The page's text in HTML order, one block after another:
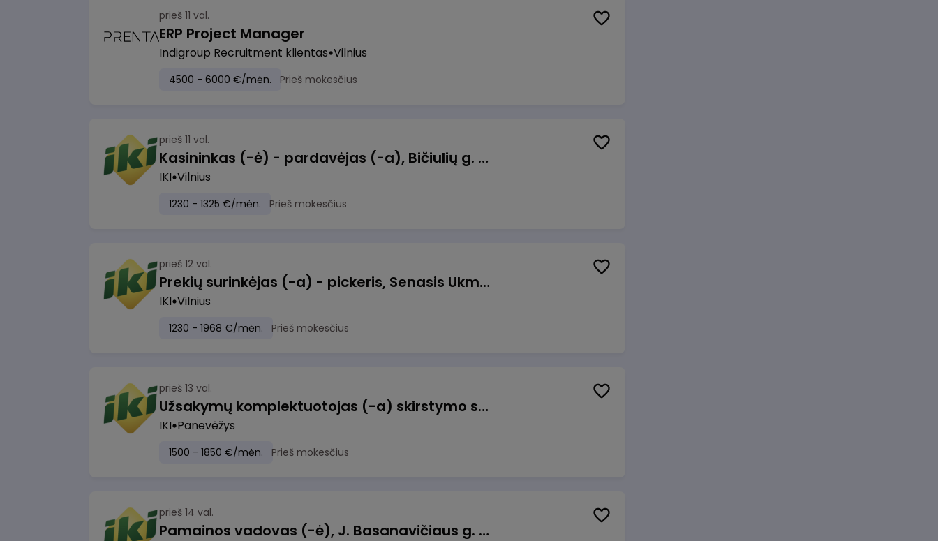
prieš 11 val.
ERP Project Manager
Indigroup Recruitment klientas Vilnius
4500 - 6000 €/mėn. Prieš mokesčius
prieš 11 val.
Kasininkas (-ė) - pardavėjas (-a), Bičiulių g. 36, Bukiškis, Vilnius
IKI Vilnius
1230 - 1325 €/mėn. Prieš mokesčius
prieš 12 val.
Prekių surinkėjas (-a) - pickeris, Senasis Ukmergės kelias 8, Avižieniai
IKI Vilnius
1230 - 1968 €/mėn. Prieš mokesčius
prieš 13 val.
Užsakymų komplektuotojas (-a) skirstymo sandėlyje
IKI Panevėžys
1500 - 1850 €/mėn. Prieš mokesčius
prieš 14 val.
Pamainos vadovas (-ė), J. Basanavičiaus g. 6, Jonava